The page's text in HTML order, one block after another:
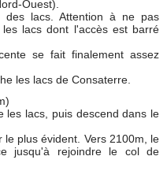
Ouest).
lacs. Attention à ne pas
lacs dont l'accès est barré
se fait finalement assez
les lacs de Consaterre.
les lacs, puis descend dans le
plus évident. Vers 2100m, le
jusqu'à rejoindre le col de